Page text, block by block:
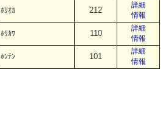
ﾎﾘｵｶ 212
詳細
情報
ﾎﾘｶﾜ 110
詳細
情報
ﾎﾝﾃﾝ 101
詳細
情報